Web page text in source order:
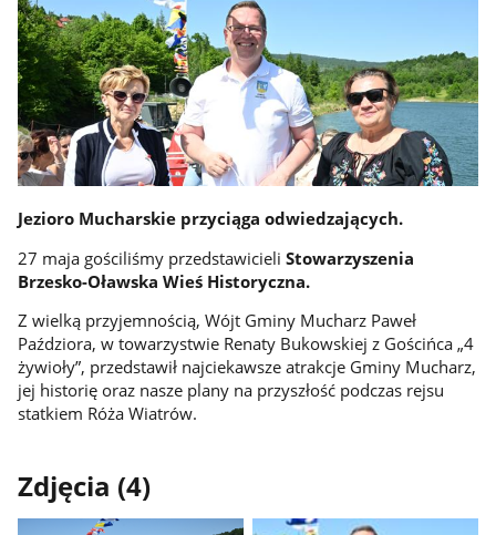
Jezioro Mucharskie przyciąga odwiedzających.
27 maja gościliśmy przedstawicieli Stowarzyszenia
Brzesko-Oławska Wieś Historyczna.
Z wielką przyjemnością, Wójt Gminy Mucharz Paweł
Paździora, w towarzystwie Renaty Bukowskiej z Gościńca „4
żywioły”, przedstawił najciekawsze atrakcje Gminy Mucharz,
jej historię oraz nasze plany na przyszłość podczas rejsu
statkiem Róża Wiatrów.
Zdjęcia (4)